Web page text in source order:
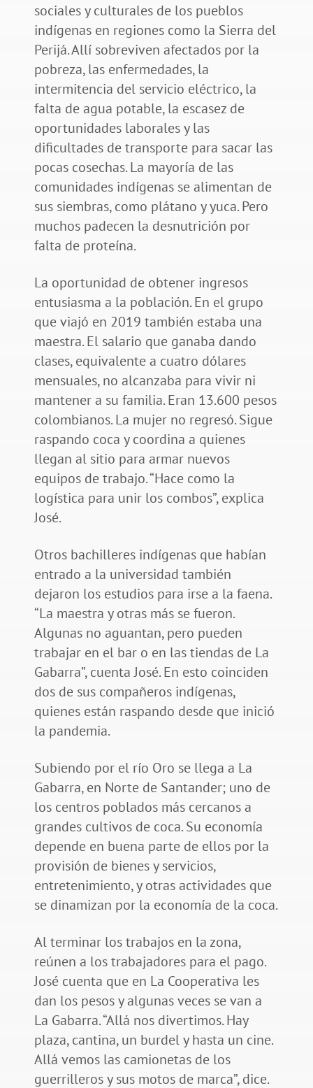
sociales y culturales de los pueblos
indígenas en regiones como la Sierra del
Perijá. Allí sobreviven afectados por la
pobreza, las enfermedades, la
intermitencia del servicio eléctrico, la
falta de agua potable, la escasez de
oportunidades laborales y las
dificultades de transporte para sacar las
pocas cosechas. La mayoría de las
comunidades indígenas se alimentan de
sus siembras, como plátano y yuca. Pero
muchos padecen la desnutrición por
falta de proteína.
La oportunidad de obtener ingresos
entusiasma a la población. En el grupo
que viajó en 2019 también estaba una
maestra. El salario que ganaba dando
clases, equivalente a cuatro dólares
mensuales, no alcanzaba para vivir ni
mantener a su familia. Eran 13.600 pesos
colombianos. La mujer no regresó. Sigue
raspando coca y coordina a quienes
llegan al sitio para armar nuevos
equipos de trabajo. “Hace como la
logística para unir los combos”, explica
José.
Otros bachilleres indígenas que habían
entrado a la universidad también
dejaron los estudios para irse a la faena.
“La maestra y otras más se fueron.
Algunas no aguantan, pero pueden
trabajar en el bar o en las tiendas de La
Gabarra”, cuenta José. En esto coinciden
dos de sus compañeros indígenas,
quienes están raspando desde que inició
la pandemia.
Subiendo por el río Oro se llega a La
Gabarra, en Norte de Santander; uno de
los centros poblados más cercanos a
grandes cultivos de coca. Su economía
depende en buena parte de ellos por la
provisión de bienes y servicios,
entretenimiento, y otras actividades que
se dinamizan por la economía de la coca.
Al terminar los trabajos en la zona,
reúnen a los trabajadores para el pago.
José cuenta que en La Cooperativa les
dan los pesos y algunas veces se van a
La Gabarra. “Allá nos divertimos. Hay
plaza, cantina, un burdel y hasta un cine.
Allá vemos las camionetas de los
guerrilleros y sus motos de marca”, dice.